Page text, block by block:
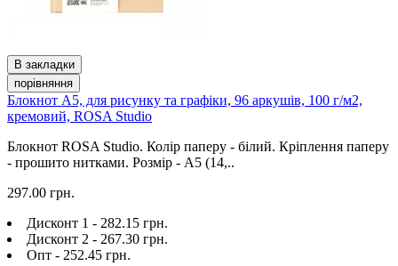
В закладки
порівняння
Блокнот А5, для рисунку та графіки, 96 аркушів, 100 г/м2,
кремовий, ROSA Studio
Блокнот ROSA Studio. Колір паперу - білий. Кріплення паперу
- прошито нитками. Розмір - A5 (14,..
297.00 грн.
Дисконт 1 - 282.15 грн.
Дисконт 2 - 267.30 грн.
Опт - 252.45 грн.